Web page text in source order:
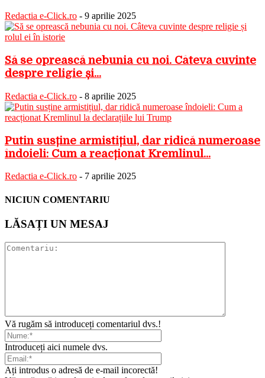
Redactia e-Click.ro - 9 aprilie 2025
Să se oprească nebunia cu noi. Câteva cuvinte
despre religie și...
Redactia e-Click.ro - 8 aprilie 2025
Putin susține armistițiul, dar ridică numeroase
îndoieli: Cum a reacționat Kremlinul...
Redactia e-Click.ro - 7 aprilie 2025
NICIUN COMENTARIU
LĂSAȚI UN MESAJ
Vă rugăm să introduceți comentariul dvs.!
Introduceți aici numele dvs.
Ați introdus o adresă de e-mail incorectă!